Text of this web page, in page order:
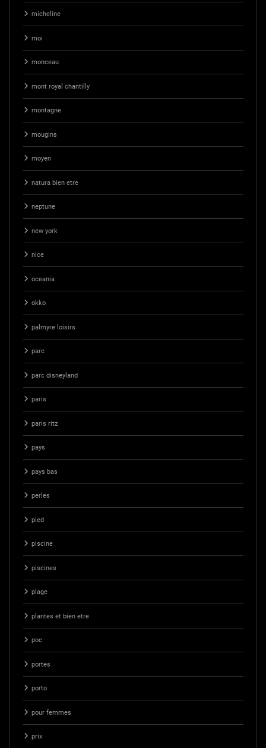
micheline
moi
monceau
mont royal chantilly
montagne
mougins
moyen
natura bien etre
neptune
new york
nice
oceania
okko
palmyre loisirs
parc
parc disneyland
paris
paris ritz
pays
pays bas
perles
pied
piscine
piscines
plage
plantes et bien etre
poc
portes
porto
pour femmes
prix